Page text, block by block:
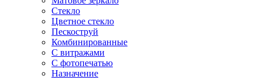
Стекло
Цветное стекло
Пескоструй
Комбинированные
С витражами
С фотопечатью
Назначение